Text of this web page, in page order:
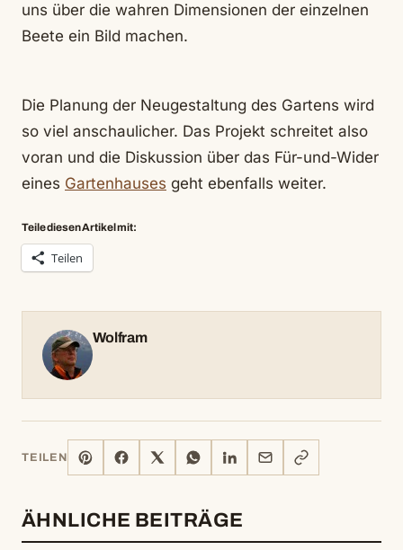
uns über die wahren Dimensionen der einzelnen
Beete ein Bild machen.
Die Planung der Neugestaltung des Gartens wird
so viel anschaulicher. Das Projekt schreitet also
voran und die Diskussion über das Für-und-Wider
eines Gartenhauses geht ebenfalls weiter.
Teile diesen Artikel mit:
Teilen
Wolfram
TEILEN
PINTERESTFACEBOOK WHATSAPPLINKEDIN
MAIL
LINK
KOPIEREN
ÄHNLICHE BEITRÄGE